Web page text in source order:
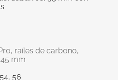
raíles de carbono,
mm
56